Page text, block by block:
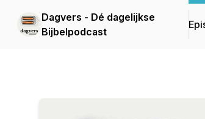
Dagvers - Dé dagelijkse
Bijbelpodcast